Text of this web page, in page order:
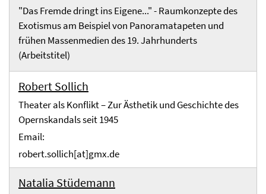
"Das Fremde dringt ins Eigene..." - Raumkonzepte des
Exotismus am Beispiel von Panoramatapeten und
frühen Massenmedien des 19. Jahrhunderts
(Arbeitstitel)
Robert Sollich
Theater als Konflikt – Zur Ästhetik und Geschichte des
Opernskandals seit 1945
Email:
robert.sollich[at]gmx.de
Natalia Stüdemann